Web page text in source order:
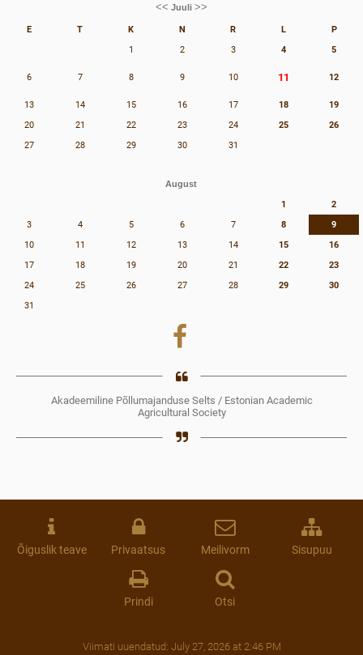
<< Juuli >>
E T K N R L
P
1
2 3 4 5
6 7 8 9 10 11 12
13 14 15 16 17 18
19
20
21 22 23 24 25
26
27
28 29 30 31
August
1
2
3
4 5 6 7 8
9
10
11 12 13 14 15
16
17
18 19 20 21 22
23
24
25 26 27 28 29
30
31
Akadeemiline Põllumajanduse Selts / Estonian Academic
Agricultural Society
Õiguslik teave Privaatsus Meilivorm Sisupuu
Prindi Otsi
Viimati uuendatud: July 27, 2026 at 2:46 PM